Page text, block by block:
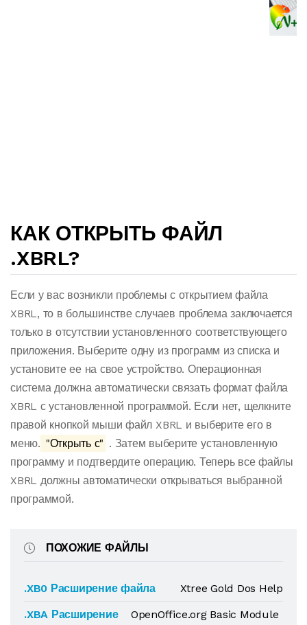
КАК ОТКРЫТЬ ФАЙЛ
.XBRL?
Если у вас возникли проблемы с открытием файла
XBRL, то в большинстве случаев проблема заключается
только в отсутствии установленного соответствующего
приложения. Выберите одну из программ из списка и
установите ее на свое устройство. Операционная
система должна автоматически связать формат файла
XBRL с установленной программой. Если нет, щелкните
правой кнопкой мыши файл XBRL и выберите его в
меню. "Открыть с" . Затем выберите установленную
программу и подтвердите операцию. Теперь все файлы
XBRL должны автоматически открываться выбранной
программой.
ПОХОЖИЕ ФАЙЛЫ
.XB0 Расширение файла
Xtree Gold Dos Help
.XBA Расширение
OpenOffice.org Basic Module